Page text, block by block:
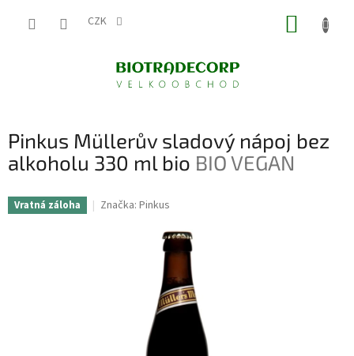
CZK
Pinkus Müllerův sladový nápoj bez
alkoholu 330 ml bio BIO VEGAN
Vratná záloha Značka: Pinkus